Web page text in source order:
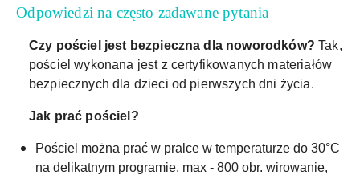
Odpowiedzi na często zadawane pytania
Czy pościel jest bezpieczna dla noworodków?Tak,
pościel wykonana jest z certyfikowanych materiałów
bezpiecznych dla dzieci od pierwszych dni życia.
Jak prać pościel?
Pościel można prać w pralce w temperaturze do 30°C
na delikatnym programie, max - 800 obr. wirowanie,